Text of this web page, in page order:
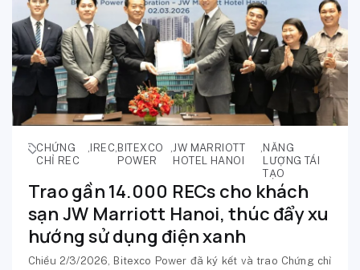
CHỨNG
CHỈ REC
, IREC, BITEXCO
POWER
,JW MARRIOTT
HOTEL HANOI
, NĂNG
LƯỢNG TÁI
TẠO
Trao gần 14.000 RECs cho khách
sạn JW Marriott Hanoi, thúc đẩy xu
hướng sử dụng điện xanh
Chiều 2/3/2026, Bitexco Power đã ký kết và trao Chứng chỉ